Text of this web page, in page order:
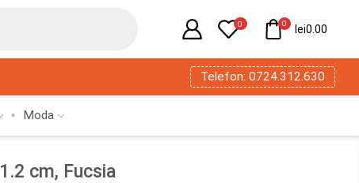
0 0 lei0.00
Telefon: 0724.312.630
Moda
cm, Fucsia